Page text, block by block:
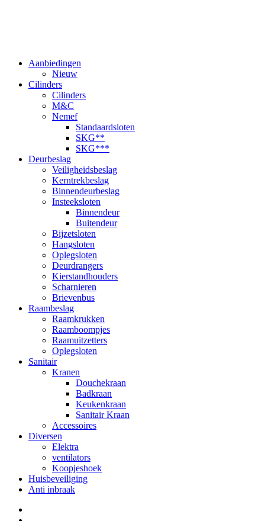
Aanbiedingen
Nieuw
Cilinders
Cilinders
M&C
Nemef
Standaardsloten
SKG**
SKG***
Deurbeslag
Veiligheidsbeslag
Kerntrekbeslag
Binnendeurbeslag
Insteeksloten
Binnendeur
Buitendeur
Bijzetsloten
Hangsloten
Oplegsloten
Deurdrangers
Kierstandhouders
Scharnieren
Brievenbus
Raambeslag
Raamkrukken
Raamboompjes
Raamuitzetters
Oplegsloten
Sanitair
Kranen
Douchekraan
Badkraan
Keukenkraan
Sanitair Kraan
Accessoires
Diversen
Elektra
ventilators
Koopjeshoek
Huisbeveiliging
Anti inbraak